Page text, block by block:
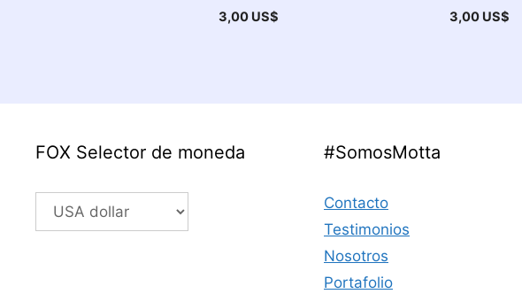
3,00 US$ 3,00 US$
FOX Selector de moneda #SomosMotta
Contacto
Testimonios
Nosotros
Portafolio